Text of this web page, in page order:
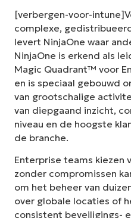
[verbergen-voor-
complexe,
levert NinjaOne waar
NinjaOne is erkend als
Magic Quadrant™ voor
en is speciaal gebouwd
van grootschalige
van diepgaand inzicht,
niveau en de hoogste
de branche.
Enterprise teams kiezen
zonder compromissen
om het beheer van
over globale locaties of
consistent beveiligings-